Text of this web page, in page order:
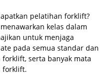
pelatihan forklift?
kelas dalam
untuk menjaga
pada semua standar dan
serta banyak mata
forklift.